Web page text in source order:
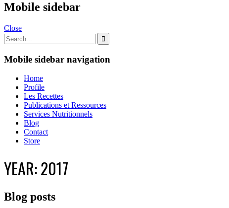
Mobile sidebar
Close
Mobile sidebar navigation
Home
Profile
Les Recettes
Publications et Ressources
Services Nutritionnels
Blog
Contact
Store
YEAR:2017
Blog posts